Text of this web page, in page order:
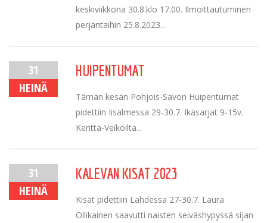
keskiviikkona 30.8.klo 17.00. Ilmoittautuminen
perjantaihin 25.8.2023...
31
HEINÄ
HUIPENTUMAT
Tämän kesän Pohjois-Savon Huipentumat
pidettiin Iisalmessa 29-30.7. Ikäsarjat 9-15v.
Kenttä-Veikoilta...
31
HEINÄ
KALEVAN KISAT 2023
Kisat pidettiin Lahdessa 27-30.7. Laura
Ollikainen saavutti naisten seiväshypyssä sijan